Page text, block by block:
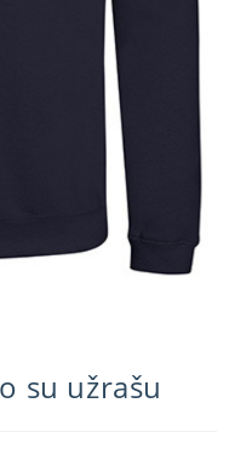
su užrašu